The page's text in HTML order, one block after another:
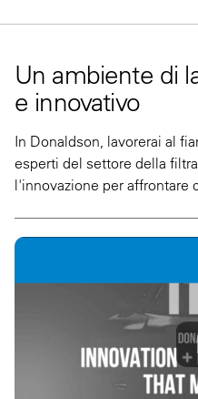
Un ambiente di
e innovativo
In Donaldson, lavorerai al
esperti del settore della
l'innovazione per affrontare